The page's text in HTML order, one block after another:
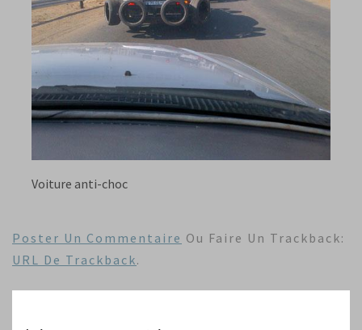
Voiture anti-choc
Poster Un Commentaire Ou Faire Un Trackback:
URL De Trackback.